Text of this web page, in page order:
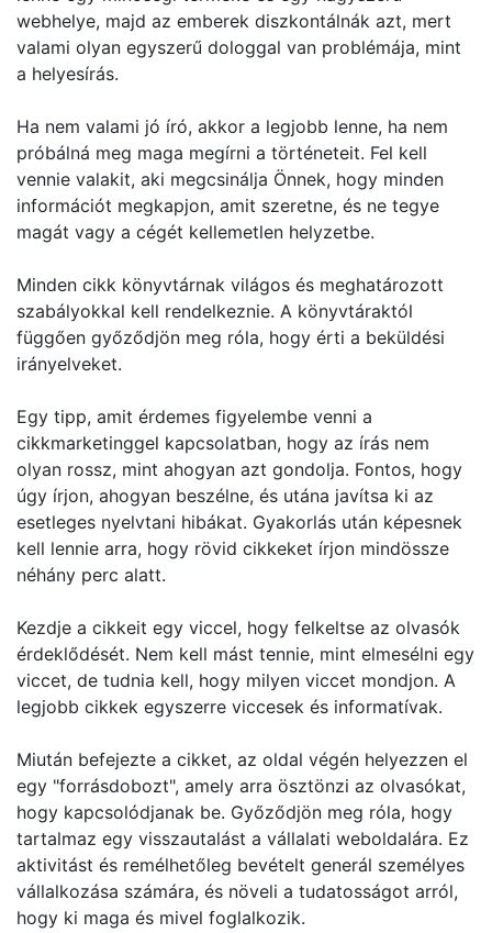
webhelye, majd az emberek diszkontálnák azt, mert
valami olyan egyszerű dologgal van problémája, mint
a helyesírás.
Ha nem valami jó író, akkor a legjobb lenne, ha nem
próbálná meg maga megírni a történeteit. Fel kell
vennie valakit, aki megcsinálja Önnek, hogy minden
információt megkapjon, amit szeretne, és ne tegye
magát vagy a cégét kellemetlen helyzetbe.
Minden cikk könyvtárnak világos és meghatározott
szabályokkal kell rendelkeznie. A könyvtáraktól
függően győződjön meg róla, hogy érti a beküldési
irányelveket.
Egy tipp, amit érdemes figyelembe venni a
cikkmarketinggel kapcsolatban, hogy az írás nem
olyan rossz, mint ahogyan azt gondolja. Fontos, hogy
úgy írjon, ahogyan beszélne, és utána javítsa ki az
esetleges nyelvtani hibákat. Gyakorlás után képesnek
kell lennie arra, hogy rövid cikkeket írjon mindössze
néhány perc alatt.
Kezdje a cikkeit egy viccel, hogy felkeltse az olvasók
érdeklődését. Nem kell mást tennie, mint elmesélni egy
viccet, de tudnia kell, hogy milyen viccet mondjon. A
legjobb cikkek egyszerre viccesek és informatívak.
Miután befejezte a cikket, az oldal végén helyezzen el
egy "forrásdobozt", amely arra ösztönzi az olvasókat,
hogy kapcsolódjanak be. Győződjön meg róla, hogy
tartalmaz egy visszautalást a vállalati weboldalára. Ez
aktivitást és remélhetőleg bevételt generál személyes
vállalkozása számára, és növeli a tudatosságot arról,
hogy ki maga és mivel foglalkozik.